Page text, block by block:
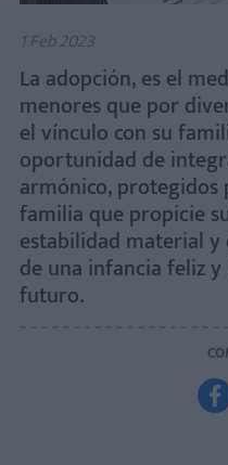
1 Feb 2023
La adopción, es el
menores que por
el vínculo con su
oportunidad de
armónico,
familia que propicie
estabilidad material
de una infancia feliz
futuro.
